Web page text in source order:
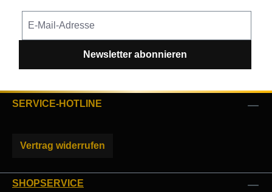
Newsletter abonnieren
SERVICE-HOTLINE
Vertrag widerrufen
SHOPSERVICE